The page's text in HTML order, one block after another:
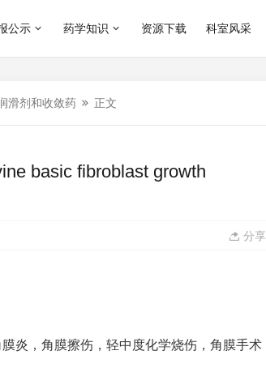
公示 药学知识 资源下载 科室风采
滑剂和收敛药 正文
basic fibroblast growth
分享
炎，角膜擦伤，轻中度化学烧伤，角膜手术